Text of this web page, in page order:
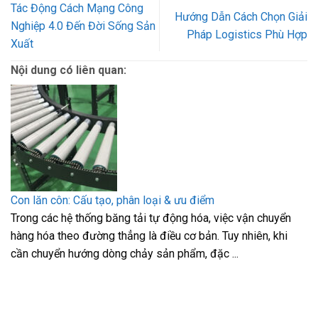
Tác Động Cách Mạng Công
Nghiệp 4.0 Đến Đời Sống Sản
Xuất
Hướng Dẫn Cách Chọn Giải
Pháp Logistics Phù Hợp
Nội dung có liên quan:
Con lăn côn: Cấu tạo, phân loại & ưu điểm
Trong các hệ thống băng tải tự động hóa, việc vận chuyển
hàng hóa theo đường thẳng là điều cơ bản. Tuy nhiên, khi
cần chuyển hướng dòng chảy sản phẩm, đặc ...